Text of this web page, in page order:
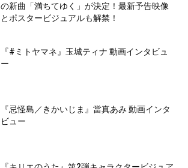
の新曲「満ちてゆく」が決定！最新予告映像
とポスタービジュアルも解禁！
『#ミトヤマネ』玉城ティナ 動画インタビュ
ー
『忌怪島／きかいじま』當真あみ 動画インタ
ビュー